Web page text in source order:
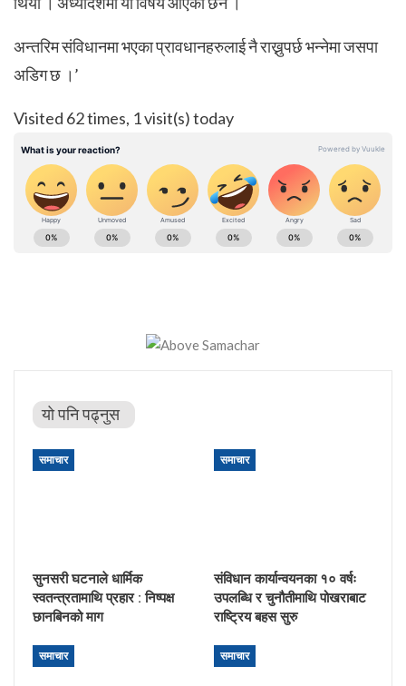
अन्तरिम संविधानमा भएका प्रावधानहरुलाई नै राख्नुपर्छ भन्नेमा जसपा
अडिग छ ।’
Visited 62 times, 1 visit(s) today
यो पनि पढ्नुस
समाचार
सुनसरी घटनाले धार्मिक
स्वतन्त्रतामाथि प्रहार : निष्पक्ष
छानबिनको माग
समाचार
संविधान कार्यान्वयनका १० वर्षः
उपलब्धि र चुनौतीमाथि पोखराबाट
राष्ट्रिय बहस सुरु
समाचार समाचार